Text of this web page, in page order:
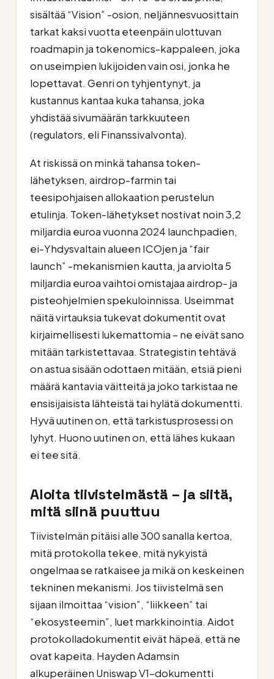
sisältää “Vision” -osion, neljännesvuosittain
tarkat kaksi vuotta eteenpäin ulottuvan
roadmapin ja tokenomics-kappaleen, joka
on useimpien lukijoiden vain osi, jonka he
lopettavat. Genri on tyhjentynyt, ja
kustannus kantaa kuka tahansa, joka
yhdistää sivumäärän tarkkuuteen
(regulators, eli Finanssivalvonta).
At riskissä on minkä tahansa token-
lähetyksen, airdrop-farmin tai
teesipohjaisen allokaation perustelun
etulinja. Token-lähetykset nostivat noin 3,2
miljardia euroa vuonna 2024 launchpadien,
ei-Yhdysvaltain alueen ICOjen ja “fair
launch” -mekanismien kautta, ja arviolta 5
miljardia euroa vaihtoi omistajaa airdrop- ja
pisteohjelmien spekuloinnissa. Useimmat
näitä virtauksia tukevat dokumentit ovat
kirjaimellisesti lukemattomia – ne eivät sano
mitään tarkistettavaa. Strategistin tehtävä
on astua sisään odottaen mitään, etsiä pieni
määrä kantavia väitteitä ja joko tarkistaa ne
ensisijaisista lähteistä tai hylätä dokumentti.
Hyvä uutinen on, että tarkistusprosessi on
lyhyt. Huono uutinen on, että lähes kukaan
ei tee sitä.
Aloita tiivistelmästä – ja siitä,
mitä siinä puuttuu
Tiivistelmän pitäisi alle 300 sanalla kertoa,
mitä protokolla tekee, mitä nykyistä
ongelmaa se ratkaisee ja mikä on keskeinen
tekninen mekanismi. Jos tiivistelmä sen
sijaan ilmoittaa “vision”, “liikkeen” tai
“ekosysteemin”, luet markkinointia. Aidot
protokolladokumentit eivät häpeä, että ne
ovat kapeita. Hayden Adamsin
alkuperäinen Uniswap V1-dokumentti